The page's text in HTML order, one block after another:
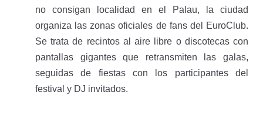
no consigan localidad en el Palau, la ciudad
organiza las zonas oficiales de fans del EuroClub.
Se trata de recintos al aire libre o discotecas con
pantallas gigantes que retransmiten las galas,
seguidas de fiestas con los participantes del
festival y DJ invitados.